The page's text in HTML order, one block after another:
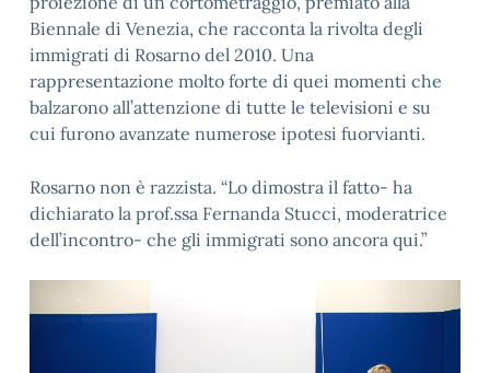
Biennale di Venezia, che racconta la rivolta degli
immigrati di Rosarno del 2010. Una
rappresentazione molto forte di quei momenti che
balzarono all’attenzione di tutte le televisioni e su
cui furono avanzate numerose ipotesi fuorvianti.
Rosarno non è razzista. “Lo dimostra il fatto- ha
dichiarato la prof.ssa Fernanda Stucci, moderatrice
dell’incontro- che gli immigrati sono ancora qui.”